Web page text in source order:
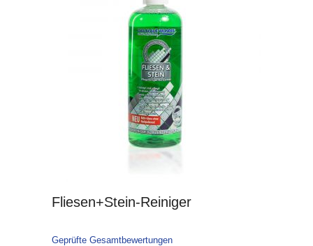
Fliesen+Stein-Reiniger
Geprüfte Gesamtbewertungen